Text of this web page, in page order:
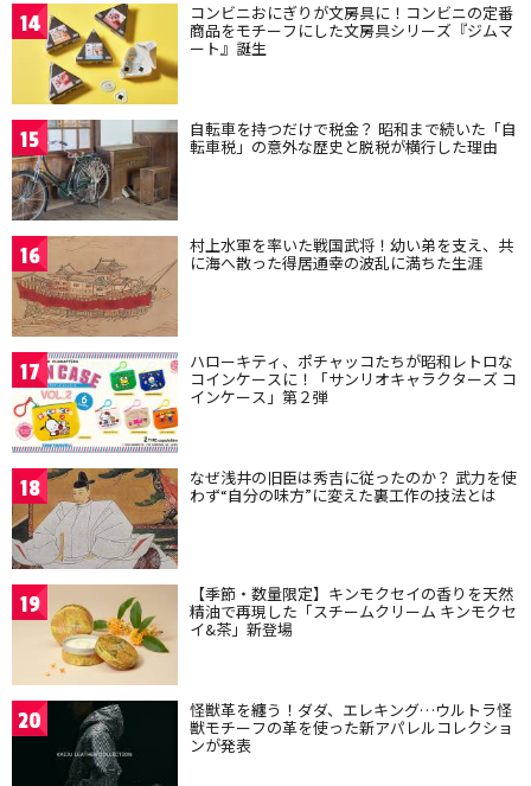
14 コンビニおにぎりが文房具に！コンビニの定番
商品をモチーフにした文房具シリーズ『ジムマ
ート』誕生
15 自転車を持つだけで税金？ 昭和まで続いた「自
転車税」の意外な歴史と脱税が横行した理由
16 村上水軍を率いた戦国武将！幼い弟を支え、共
に海へ散った得居通幸の波乱に満ちた生涯
17 ハローキティ、ポチャッコたちが昭和レトロな
コインケースに！「サンリオキャラクターズ コ
インケース」第２弾
18 なぜ浅井の旧臣は秀吉に従ったのか？ 武力を使
わず“自分の味方”に変えた裏工作の技法とは
19 【季節・数量限定】キンモクセイの香りを天然
精油で再現した「スチームクリーム キンモクセ
イ&茶」新登場
20 怪獣革を纏う！ダダ、エレキング…ウルトラ怪
獣モチーフの革を使った新アパレルコレクショ
ンが発表